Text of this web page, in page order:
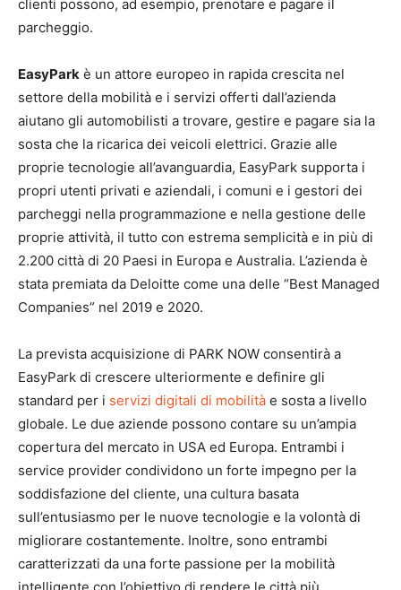
clienti possono, ad esempio, prenotare e pagare il
parcheggio.
EasyPark è un attore europeo in rapida crescita nel
settore della mobilità e i servizi offerti dall’azienda
aiutano gli automobilisti a trovare, gestire e pagare sia la
sosta che la ricarica dei veicoli elettrici. Grazie alle
proprie tecnologie all’avanguardia, EasyPark supporta i
propri utenti privati e aziendali, i comuni e i gestori dei
parcheggi nella programmazione e nella gestione delle
proprie attività, il tutto con estrema semplicità e in più di
2.200 città di 20 Paesi in Europa e Australia. L’azienda è
stata premiata da Deloitte come una delle “Best Managed
Companies” nel 2019 e 2020.
La prevista acquisizione di PARK NOW consentirà a
EasyPark di crescere ulteriormente e definire gli
standard per i servizi digitali di mobilità e sosta a livello
globale. Le due aziende possono contare su un’ampia
copertura del mercato in USA ed Europa. Entrambi i
service provider condividono un forte impegno per la
soddisfazione del cliente, una cultura basata
sull’entusiasmo per le nuove tecnologie e la volontà di
migliorare costantemente. Inoltre, sono entrambi
caratterizzati da una forte passione per la mobilità